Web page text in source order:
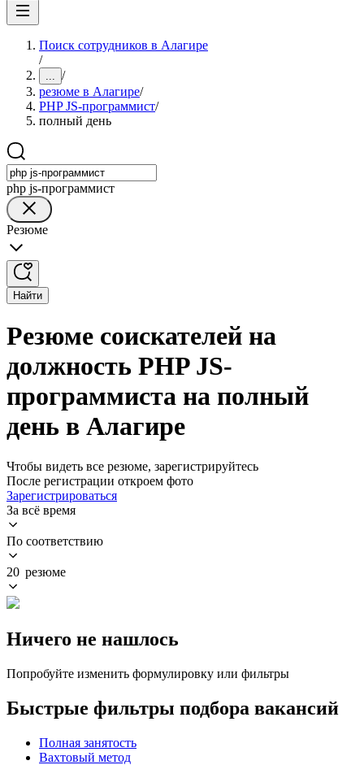
Поиск сотрудников в Алагире
/
... /
резюме в Алагире/
PHP JS-программист/
полный день
php js-программист
Резюме
Найти
Резюме соискателей на
должность PHP JS-
программиста на полный
день в Алагире
Чтобы видеть все резюме, зарегистрируйтесь
После регистрации откроем фото
Зарегистрироваться
За всё время
По соответствию
20 резюме
Ничего не нашлось
Попробуйте изменить формулировку или фильтры
Быстрые фильтры подбора вакансий
Полная занятость
Вахтовый метод